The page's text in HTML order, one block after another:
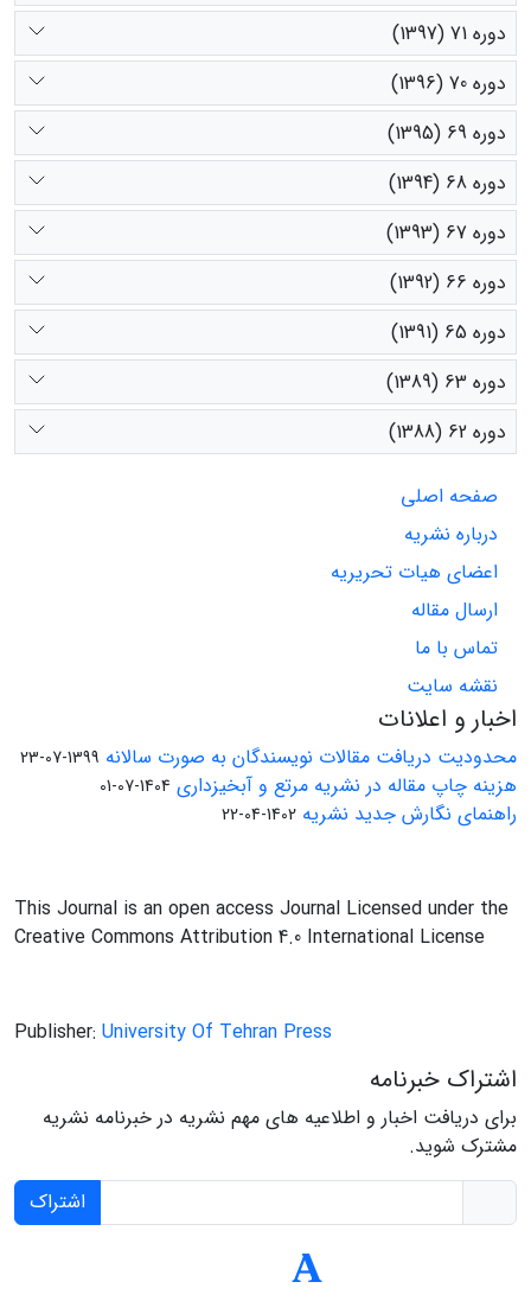
دوره 71 (1397)
دوره 70 (1396)
دوره 69 (1395)
دوره 68 (1394)
دوره 67 (1393)
دوره 66 (1392)
دوره 65 (1391)
دوره 63 (1389)
دوره 62 (1388)
صفحه اصلی
درباره نشریه
اعضای هیات تحریریه
ارسال مقاله
تماس با ما
نقشه سایت
اخبار و اعلانات
محدودیت دریافت مقالات نویسندگان به صورت سالانه 1399-07-23
هزینه چاپ مقاله در نشریه مرتع و آبخیزداری 1404-07-01
راهنمای نگارش جدید نشریه 1402-04-22
This Journal is an open access Journal Licensed under the
Creative Commons Attribution 4.0 International License
Publisher: University Of Tehran Press
اشتراک خبرنامه
برای دریافت اخبار و اطلاعیه های مهم نشریه در خبرنامه نشریه
مشترک شوید.
اشتراک